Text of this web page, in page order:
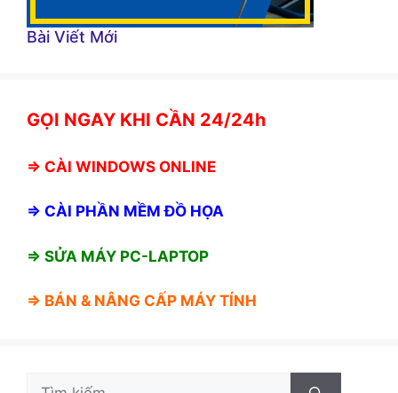
Bài Viết Mới
GỌI NGAY KHI CẦN 24/24h
⇒ CÀI WINDOWS ONLINE
⇒ CÀI PHẦN MỀM ĐỒ HỌA
⇒ SỬA MÁY PC-LAPTOP
⇒ BÁN & NÂNG CẤP MÁY TÍNH
Tìm